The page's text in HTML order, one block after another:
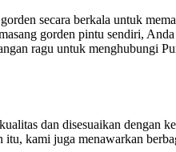
secara berkala untuk
gorden pintu sendiri,
ragu untuk menghubungi
dan disesuaikan dengan
kami juga menawarkan